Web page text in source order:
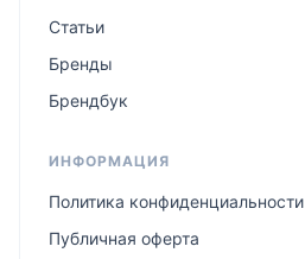
Статьи
Бренды
Брендбук
ИНФОРМАЦИЯ
Политика конфиденциальности
Публичная оферта